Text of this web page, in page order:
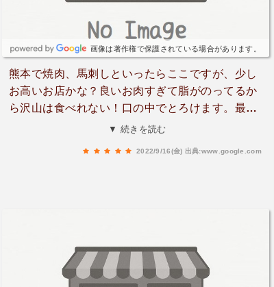
画像は著作権で保護されている場合があります。
熊本で焼肉、馬刺しといったらここですが、少し
お高いお店かな？良いお肉すぎて脂がのってるか
ら沢山は食べれない！口の中でとろけます。最高
なお店。安室ちゃんがまだ、現役の時は熊本来た
▼ 続きを読む
2022/9/16(金) 出典:www.google.com